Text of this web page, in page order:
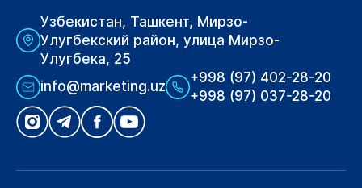
Узбекистан, Ташкент, Мирзо-
Улугбекский район, улица Мирзо-
Улугбека, 25
info@marketing.uz
+998 (97) 402-28-20
+998 (97) 037-28-20